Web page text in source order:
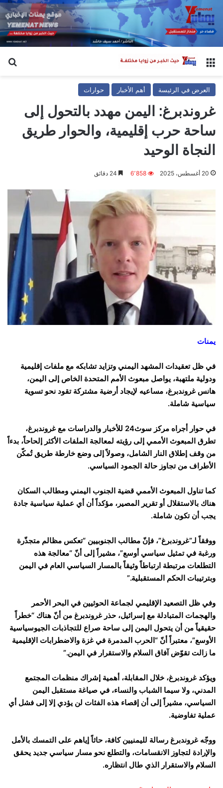
القائمة
العرض في الرئيسة أهم الأخبار حوارات
غروندبرغ: اليمن مهدد بالتحول إلى
ساحة حرب إقليمية، والحوار طريق
النجاة الوحيد
20 أغسطس، 2025 6٬858
يمنات
في ظل تعقيدات المشهد اليمني وتزايد تشابكه مع ملفات إقليمية
ودولية ملتهبة، يواصل مبعوث الأمم المتحدة الخاص إلى اليمن،
هانس غروندبرغ، مساعيه لإيجاد أرضية مشتركة تقود نحو تسوية
سياسية شاملة.
في حوار أجراه مركز سوث24 للأخبار والدراسات مع غروندبرغ،
تطرق المبعوث الأممي إلى رؤيته لمعالجة الملفات الأكثر إلحاحاً، بدءاً
من وقف إطلاق النار الشامل، وصولاً إلى وضع خارطة طريق تُمكّن
الأطراف من تجاوز حالة الجمود السياسي.
كما تناول المبعوث الأممي قضية الجنوب اليمني ومطالب السكان
هناك بالاستقلال أو تقرير المصير، مؤكداً أن أي عملية سياسية جادة
يجب أن تكون شاملة.
ووفقاً لـ”غروندبرغ”، فإنّ مطالب الجنوبيين “تعكس مظالم متجذّرة
ورغبة في تمثيل سياسي أوسع”، مشيراً إلى أنّ “معالجة هذه
التطلعات مرتبطة ارتباطاً وثيقاً بالمسار السياسي العام في اليمن
وبترتيبات الحكم المستقبلية.”
وفي ظل التصعيد الإقليمي لجماعة الحوثيين في البحر الأحمر
والهجمات المتبادلة مع إسرائيل، حذر غروندبرغ من أنّ هناك “خطراً
حقيقياً من أن يتحول اليمن إلى ساحة صراع للتجاذبات الجيوسياسية
الأوسع”، معتبراً أنّ “الحرب المدمرة في غزة والاضطرابات الإقليمية
ما زالت تقوّض آفاق السلام والاستقرار في اليمن.”
ويؤكد غروندبرغ، خلال المقابلة، أهمية إشراك منظمات المجتمع
المدني، ولا سيما الشباب والنساء، في صياغة مستقبل اليمن
السياسي، مشيراً إلى أن إقصاء هذه الفئات لن يؤدي إلا إلى فشل أي
عملية تفاوضية.
ووجّه غروندبرغ رسالة لليمنيين كافة، حاثاً إياهم على التمسك بالأمل
والإرادة لتجاوز الانقسامات، والتطلع نحو مسار سياسي جديد يحقق
السلام والاستقرار الذي طال انتظاره.